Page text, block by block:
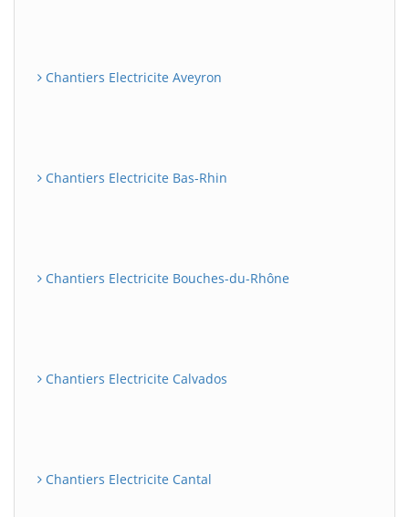
Chantiers Electricite Aveyron
Chantiers Electricite Bas-Rhin
Chantiers Electricite Bouches-du-Rhône
Chantiers Electricite Calvados
Chantiers Electricite Cantal